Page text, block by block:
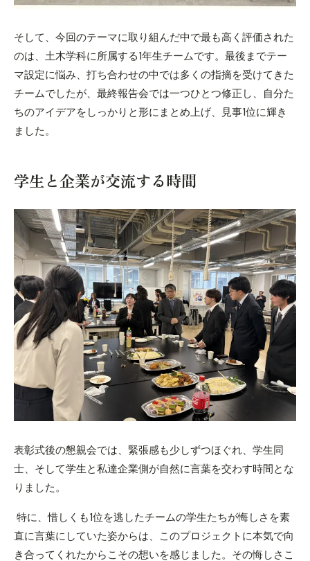
そして、 今回のテーマに取り組んだ中で最も高く評価された
のは、 土木学科に所属する1年生チームです。最後までテー
マ設定に悩み、打ち合わせの中では多くの指摘を受けてきた
チームでしたが、最終報告会では一つひとつ修正し、自分た
ちのアイデアをしっかりと形にまとめ上げ、見事1位に輝き
ました。
学生と企業が交流する時間
表彰式後の懇親会では、緊張感も少しずつほぐれ、学生同
士、そして学生と私達企業側が自然に言葉を交わす時間とな
りました。
特に、惜しくも1位を逃したチームの学生たちが悔しさを素
直に言葉にしていた姿からは、このプロジェクトに本気で向
き合ってくれたからこその想いを感じました。その悔しさこ